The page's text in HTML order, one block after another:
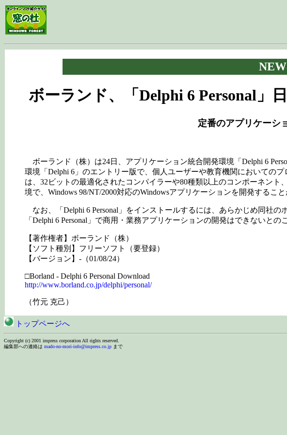
ボーランド、「Delphi 6 Personal」
定番のアプリケーシ
ボーランド（株）は24日、アプリケーション統合開発環境「Delphi 6
環境「Delphi 6」のエントリー版で、個人ユーザーや教育機関においてのプ
は、32ビットの最適化されたコンパイラーや80種類以上のコンポーネン
境で、Windows 98/NT/2000対応のWindowsアプリケーションを開発すること
なお、「Delphi 6 Personal」をインストールするには、あらかじめ同社
「Delphi 6 Personal」で商用・業務アプリケーションの開発はできないとの
【著作権者】ボーランド（株）
【ソフト種別】フリーソフト（要登録）
【バージョン】-（01/08/24）
□Borland - Delphi 6 Personal Download
http://www.borland.co.jp/delphi/personal/
（竹元 克己）
トップページへ
Copyright (c) 2001 impress corporation All rights reserved.
編集部への連絡は mado-no-mori-info@impress.co.jp まで